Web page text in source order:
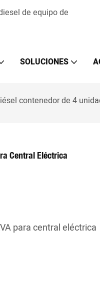
de equipo de
SOLUCIONES
contenedor de 4
Central Eléctrica
para central eléctrica